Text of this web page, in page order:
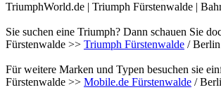
TriumphWorld.de | Triumph Fürstenwalde |
Sie suchen eine Triumph? Dann schauen Sie
Fürstenwalde >> Triumph Fürstenwalde /
Für weitere Marken und Typen besuchen sie
Fürstenwalde >> Mobile.de Fürstenwalde /